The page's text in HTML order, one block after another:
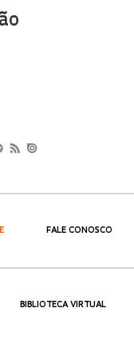
FALE CONOSCO
BIBLIOTECA VIRTUAL